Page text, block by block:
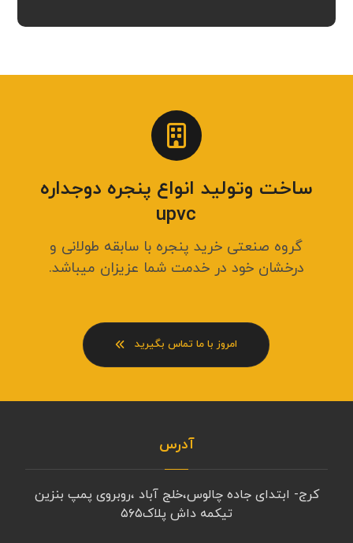
ساخت وتولید انواع پنجره دوجداره
upvc
گروه صنعتی خرید پنجره با سابقه طولانی و
درخشان خود در خدمت شما عزیزان میباشد.
امروز با ما تماس بگیرید
آدرس
کرج- ابتدای جاده چالوس،خلج آباد ،روبروی پمپ بنزین
تیکمه داش پلاک۵۶۵